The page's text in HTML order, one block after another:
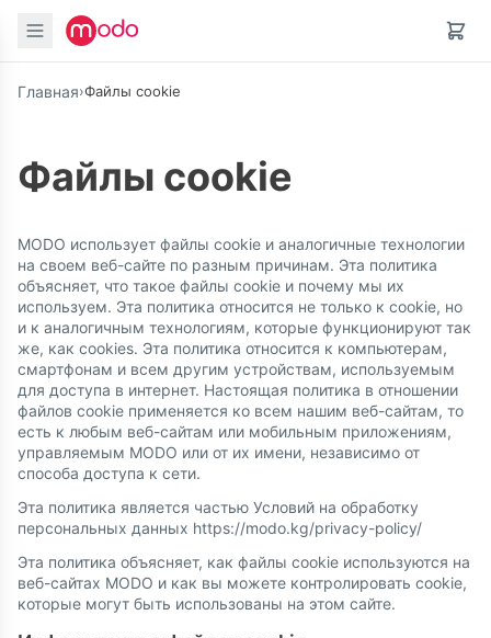
Главная›Файлы cookie
Файлы cookie
MODO использует файлы cookie и аналогичные технологии
на своем веб-сайте по разным причинам. Эта политика
объясняет, что такое файлы cookie и почему мы их
используем. Эта политика относится не только к cookie, но
и к аналогичным технологиям, которые функционируют так
же, как cookies. Эта политика относится к компьютерам,
смартфонам и всем другим устройствам, используемым
для доступа в интернет. Настоящая политика в отношении
файлов cookie применяется ко всем нашим веб-сайтам, то
есть к любым веб-сайтам или мобильным приложениям,
управляемым MODO или от их имени, независимо от
способа доступа к сети.
Эта политика является частью Условий на обработку
персональных данных https://modo.kg/privacy-policy/
Эта политика объясняет, как файлы cookie используются на
веб-сайтах MODO и как вы можете контролировать cookie,
которые могут быть использованы на этом сайте.